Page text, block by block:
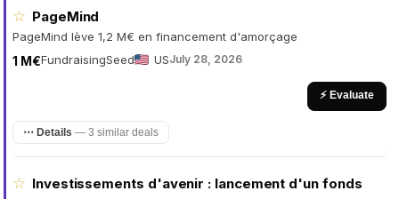
☆ PageMind
PageMind lève 1,2 M€ en financement d'amorçage
Fundraising
1 M€ Seed USJuly 28, 2026
⚡ Evaluate
⋯ Details — 3 similar deals
☆ Investissements d'avenir : lancement d'un fonds